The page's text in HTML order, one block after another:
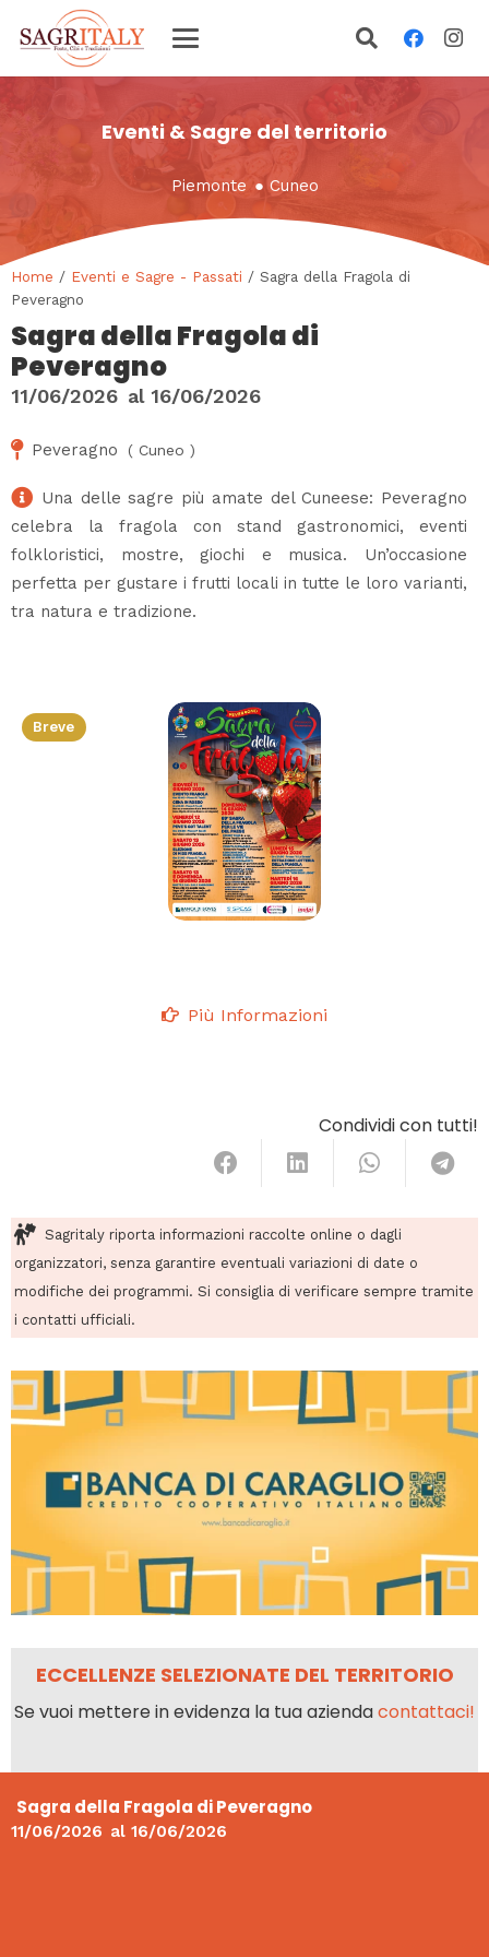
Eventi & Sagre del territorio
Piemonte ● Cuneo
Home / Eventi e Sagre - Passati / Sagra della Fragola di
Peveragno
Sagra della Fragola di
Peveragno
11/06/2026 al 16/06/2026
Peveragno ( Cuneo )
Una delle sagre più amate del Cuneese: Peveragno
celebra la fragola con stand gastronomici, eventi
folkloristici, mostre, giochi e musica. Un’occasione
perfetta per gustare i frutti locali in tutte le loro varianti,
tra natura e tradizione.
Breve
Più Informazioni
Condividi con tutti!
Sagritaly riporta informazioni raccolte online o dagli
organizzatori, senza garantire eventuali variazioni di date o
modifiche dei programmi. Si consiglia di verificare sempre tramite
i contatti ufficiali.
ECCELLENZE SELEZIONATE DEL TERRITORIO
Se vuoi mettere in evidenza la tua aziendacontattaci!
Sagra della Fragola di Peveragno
11/06/2026 al 16/06/2026